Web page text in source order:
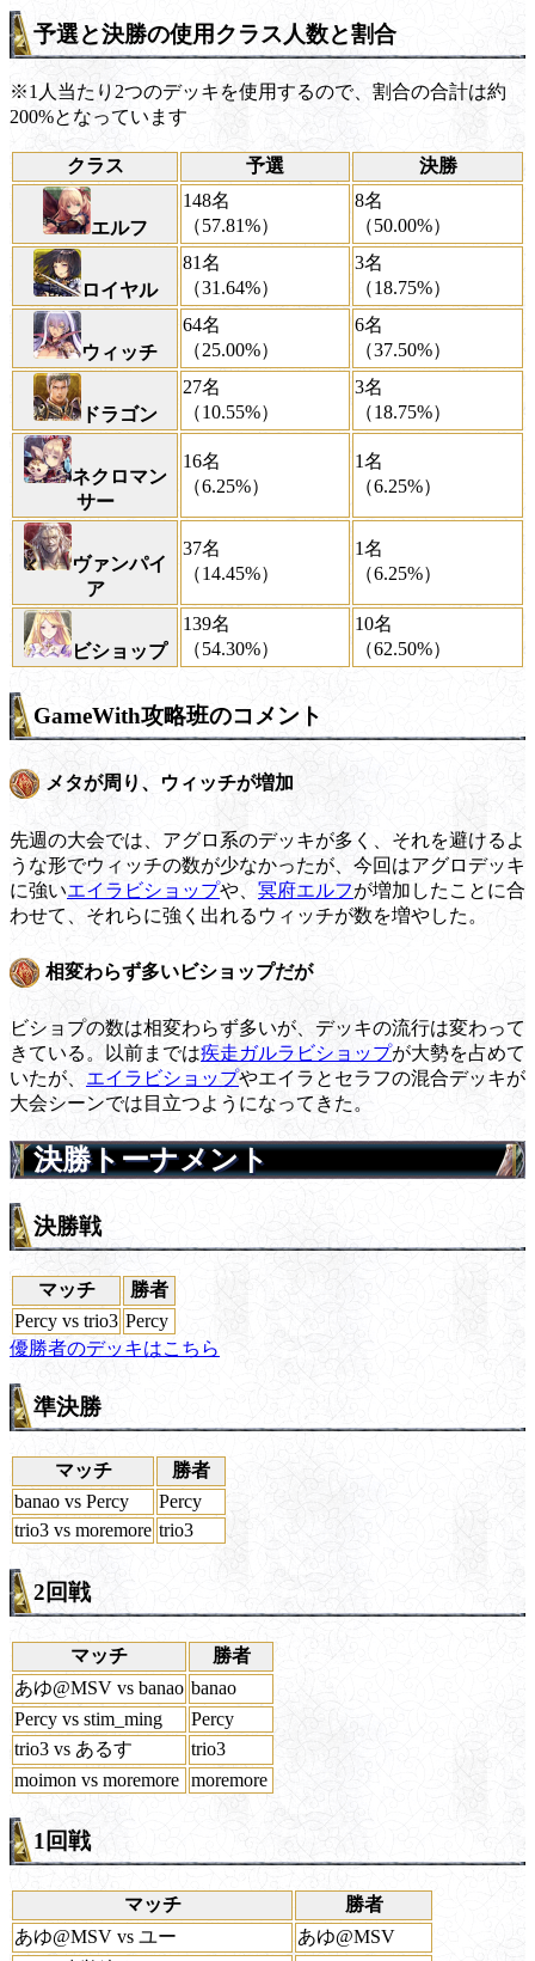
予選と決勝の使用クラス人数と割合
※1人当たり2つのデッキを使用するので、割合の合計は約
200%となっています
クラス 予選 決勝
エルフ
148名
（57.81%）
8名
（50.00%）
ロイヤル
81名
（31.64%）
3名
（18.75%）
ウィッチ
64名
（25.00%）
6名
（37.50%）
ドラゴン
27名
（10.55%）
3名
（18.75%）
ネクロマン
サー
16名
（6.25%）
1名
（6.25%）
ヴァンパイ
ア
37名
（14.45%）
1名
（6.25%）
ビショップ
139名
（54.30%）
10名
（62.50%）
GameWith攻略班のコメント
メタが周り、ウィッチが増加
先週の大会では、アグロ系のデッキが多く、それを避けるよ
うな形でウィッチの数が少なかったが、今回はアグロデッキ
に強いエイラビショップや、 冥府エルフが増加したことに合
わせて、それらに強く出れるウィッチが数を増やした。
相変わらず多いビショップだが
ビショプの数は相変わらず多いが、デッキの流行は変わって
きている。以前までは疾走ガルラビショップが大勢を占めて
いたが、 エイラビショップやエイラとセラフの混合デッキが
大会シーンでは目立つようになってきた。
決勝トーナメント
決勝戦
マッチ
勝者
Percy vs trio3 Percy
優勝者のデッキはこちら
準決勝
マッチ
勝者
banao vs Percy
Percy
trio3 vs moremore trio3
2回戦
マッチ
勝者
あゆ@MSV vs banao banao
Percy vs stim_ming
Percy
trio3 vs あるす
trio3
moimon vs moremore moremore
1回戦
マッチ
勝者
あゆ@MSV vs ユー
あゆ@MSV